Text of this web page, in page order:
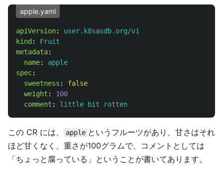
apple.yaml
apiVersion:
user.k8sasdb.org/v1
kind :
Fruit
metadata:
name:
apple
spec:
sweetness :
false
weight :
100
comment : little bit rotten
この CR には、 apple というフルーツがあり、甘さはそれ
ほど甘くなく、重さが100グラムで、コメントとしては
「ちょっと腐っている」ということが書いてあります。